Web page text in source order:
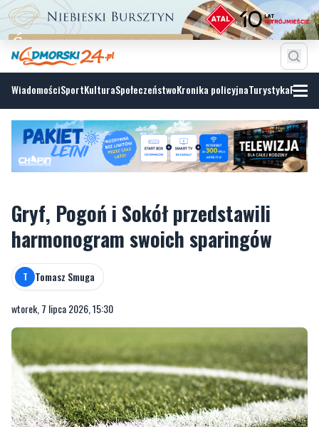
WiadomościSportKulturaSpołeczeństwoKronika policyjnaTurystyka
Gryf, Pogoń i Sokół przedstawili
T Tomasz Smuga